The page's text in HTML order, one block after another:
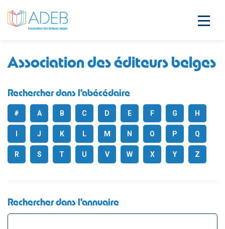
Association des éditeurs belges
Rechercher dans l'abécédaire
# A B C D E F G H
J K L M N O P Q
R S T U V W X Y Z
Rechercher dans l'annuaire